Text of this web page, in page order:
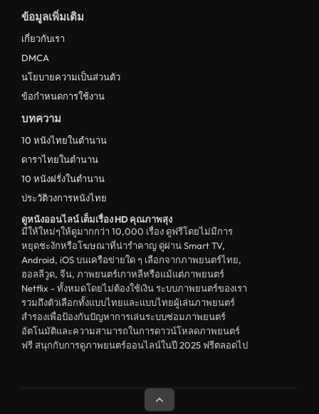
ข้อมูลเพิ่มเติม
เกี่ยวกับเรา
DMCA
นโยบายความเป็นส่วนตัว
ข้อกำหนดการใช้งาน
บทความ
10 หนังไทยในตำนาน
ดาราไทยในตำนาน
10 หนังฝรั่งในตำนาน
ประวัติวงการหนังไทย
ดูหนังออนไลน์ เต็มเรื่อง HD คุณภาพสุง
มีให้ใหม่ๆให้ดูมากกว่า 10,000 เรื่อง ดูฟรีโดยไม่มีการ
หยุดชะงักหรือโฆษณาที่น่ารำคาญ ดูผ่าน Smart TV,
Android, iOS บนเครือข่ายใด ๆ เลือกจากภาพยนตร์ไทย,
ฮอลลีวูด, จีน, ภาพยนตร์เกาหลีหรือแม้แต่ภาพยนตร์
Netflix - ทั้งหมดโดยไม่ต้องใช้เงิน ระบบภาพยนตร์ของเรา
รวมถึงตัวเลือกทั้งแบบไทยและแบบไทยผู้เล่นภาพยนตร์
สำรองเพื่อป้องกันปัญหาการเล่นระบบซ่อมภาพยนตร์
อัตโนมัติและความสามารถในการดาวน์โหลดภาพยนตร์
ฟรี สนุกกับการดูภาพยนตร์ออนไลน์ในปี 2025 ฟรีตลอดไป